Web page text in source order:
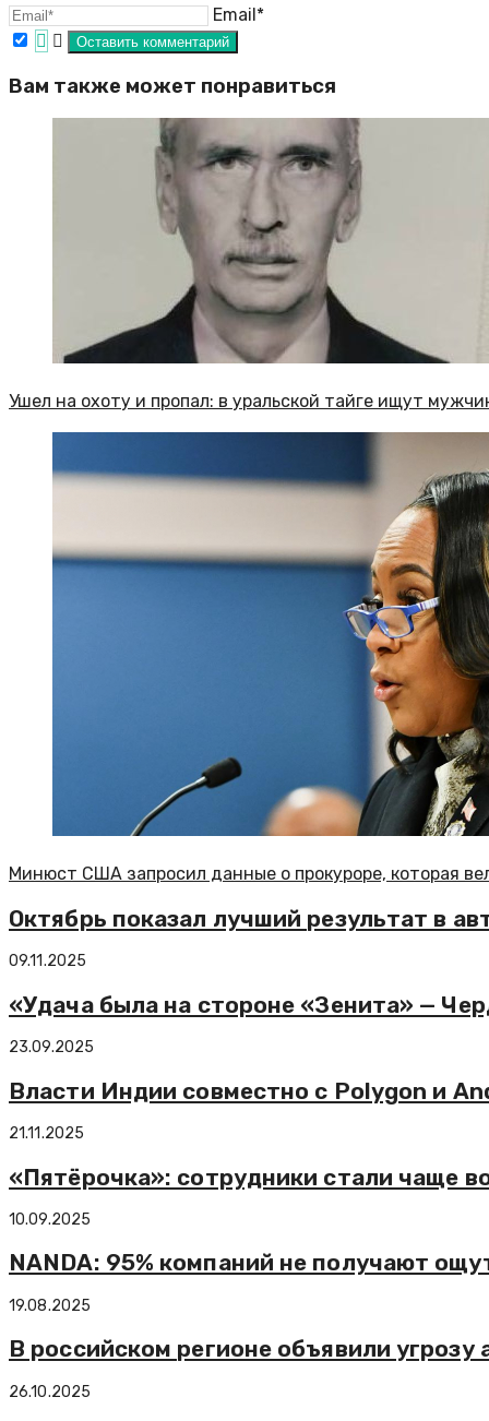
Email*
Вам также может понравиться
Ушел на охоту и пропал: в уральской тайге ищут
Минюст США запросил данные о прокуроре, которая
Октябрь показал лучший результат в
09.11.2025
«Удача была на стороне «Зенита» —
23.09.2025
Власти Индии совместно с Polygon и
21.11.2025
«Пятёрочка»: сотрудники стали чаще
10.09.2025
NANDA: 95% компаний не получают
19.08.2025
В российском регионе объявили
26.10.2025